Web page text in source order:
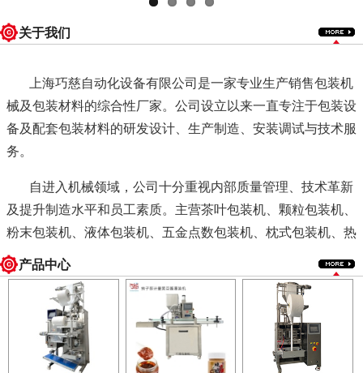
关于我们
上海巧慈自动化设备有限公司是一家专业生产销售包装机
械及包装材料的综合性厂家。公司设立以来一直专注于包装设
备及配套包装材料的研发设计、生产制造、安装调试与技术服
务。
自进入机械领域，公司十分重视内部质量管理、技术革新
及提升制造水平和员工素质。主营茶叶包装机、颗粒包装机、
粉末包装机、液体包装机、五金点数包装机、枕式包装机、热
收缩包装机、定量电子秤以及生产线配套设备等十余系列、三
十多个品种。所有产品均按照国家"GMP"标准制造，广泛应用
于食品化工、医药、调味品、饲料、乳品、生物工程等行业，
为您提供生产过程中控制、配料、包装计量、成品检验等一整
套称重控制系统解决方案。
产品中心